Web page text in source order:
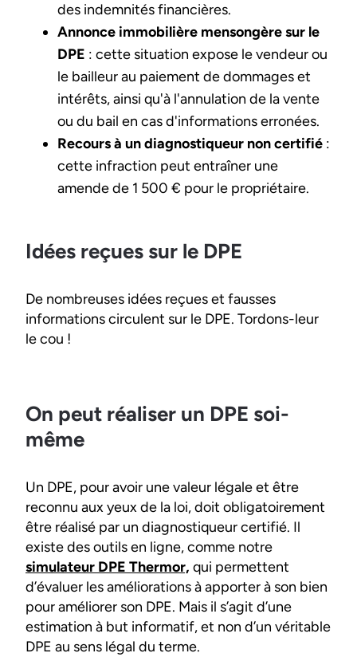
des indemnités financières.
Annonce immobilière mensongère sur le
DPE : cette situation expose le vendeur ou
le bailleur au paiement de dommages et
intérêts, ainsi qu'à l'annulation de la vente
ou du bail en cas d'informations erronées.
Recours à un diagnostiqueur non certifié :
cette infraction peut entraîner une
amende de 1 500 € pour le propriétaire.
Idées reçues sur le DPE
De nombreuses idées reçues et fausses
informations circulent sur le DPE. Tordons-leur
le cou !
On peut réaliser un DPE soi-
même
Un DPE, pour avoir une valeur légale et être
reconnu aux yeux de la loi, doit obligatoirement
être réalisé par un diagnostiqueur certifié. Il
existe des outils en ligne, comme notre
simulateur DPE Thermor, qui permettent
d’évaluer les améliorations à apporter à son bien
pour améliorer son DPE. Mais il s’agit d’une
estimation à but informatif, et non d’un véritable
DPE au sens légal du terme.